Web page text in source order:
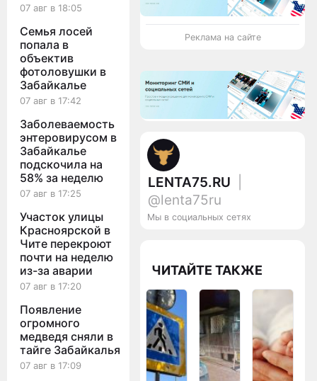
07 авг в 18:05
Семья лосей
попала в
объектив
фотоловушки в
Забайкалье
07 авг в 17:42
Заболеваемость
энтеровирусом в
Забайкалье
подскочила на
58% за неделю
07 авг в 17:25
Участок улицы
Красноярской в
Чите перекроют
почти на неделю
из-за аварии
07 авг в 17:20
Появление
огромного
медведя сняли в
тайге Забайкалья
07 авг в 17:09
Реклама на сайте
LENTA75.RU
@lenta75ru
Мы в социальных сетях
ЧИТАЙТЕ ТАКЖЕ